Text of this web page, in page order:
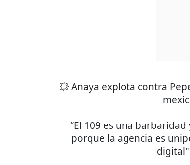
💥 Anaya explota contra
“El 109 es una
porque la agencia es
digital"